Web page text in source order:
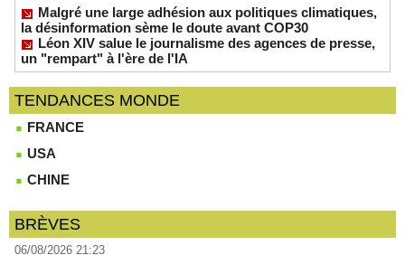
Malgré une large adhésion aux politiques climatiques,
la désinformation sème le doute avant COP30
Léon XIV salue le journalisme des agences de presse,
un "rempart" à l'ère de l'IA
TENDANCES MONDE
FRANCE
USA
CHINE
BRÈVES
06/08/2026 21:23